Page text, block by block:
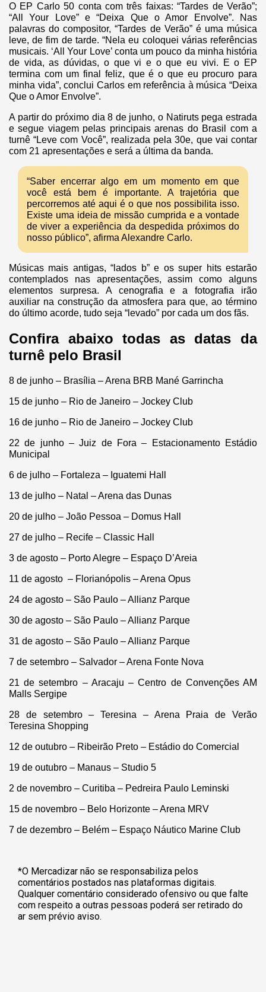
O EP Carlo 50 conta com três faixas: “Tardes de Verão”;
“All Your Love” e “Deixa Que o Amor Envolve”. Nas
palavras do compositor, “Tardes de Verão” é uma música
leve, de fim de tarde. “Nela eu coloquei várias referências
musicais. ‘All Your Love’ conta um pouco da minha história
de vida, as dúvidas, o que vi e o que eu vivi. E o EP
termina com um final feliz, que é o que eu procuro para
minha vida”, conclui Carlos em referência à música “Deixa
Que o Amor Envolve”.
A partir do próximo dia 8 de junho, o Natiruts pega estrada
e segue viagem pelas principais arenas do Brasil com a
turnê “Leve com Você”, realizada pela 30e, que vai contar
com 21 apresentações e será a última da banda.
“Saber encerrar algo em um momento em que
você está bem é importante. A trajetória que
percorremos até aqui é o que nos possibilita isso.
Existe uma ideia de missão cumprida e a vontade
de viver a experiência da despedida próximos do
nosso público”, afirma Alexandre Carlo.
Músicas mais antigas, “lados b” e os super hits estarão
contemplados nas apresentações, assim como alguns
elementos surpresa. A cenografia e a fotografia irão
auxiliar na construção da atmosfera para que, ao término
do último acorde, tudo seja “levado” por cada um dos fãs.
Confira abaixo todas as datas da
turnê pelo Brasil
8 de junho – Brasília – Arena BRB Mané Garrincha
15 de junho – Rio de Janeiro – Jockey Club
16 de junho – Rio de Janeiro – Jockey Club
22 de junho – Juiz de Fora – Estacionamento Estádio
Municipal
6 de julho – Fortaleza – Iguatemi Hall
13 de julho – Natal – Arena das Dunas
20 de julho – João Pessoa – Domus Hall
27 de julho – Recife – Classic Hall
3 de agosto – Porto Alegre – Espaço D’Areia
11 de agosto – Florianópolis – Arena Opus
24 de agosto – São Paulo – Allianz Parque
30 de agosto – São Paulo – Allianz Parque
31 de agosto – São Paulo – Allianz Parque
7 de setembro – Salvador – Arena Fonte Nova
21 de setembro – Aracaju – Centro de Convenções AM
Malls Sergipe
28 de setembro – Teresina – Arena Praia de Verão
Teresina Shopping
12 de outubro – Ribeirão Preto – Estádio do Comercial
19 de outubro – Manaus – Studio 5
2 de novembro – Curitiba – Pedreira Paulo Leminski
15 de novembro – Belo Horizonte – Arena MRV
7 de dezembro – Belém – Espaço Náutico Marine Club
*O Mercadizar não se responsabiliza pelos
comentários postados nas plataformas digitais.
Qualquer comentário considerado ofensivo ou que falte
com respeito a outras pessoas poderá ser retirado do
ar sem prévio aviso.